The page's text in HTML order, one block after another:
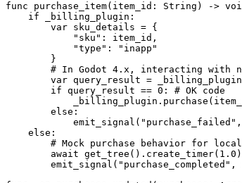
func purchase_item(item_id: String) ->
    if _billing_plugin:
        var sku_details = {
            "sku": item_id,
            "type": "inapp"
        }
# In Godot 4.x, interacting with
var query_result =
        if query_result == 0: # OK code
        else:
    else:
# Mock purchase behavior for
await
emit_signal("purchase_completed",